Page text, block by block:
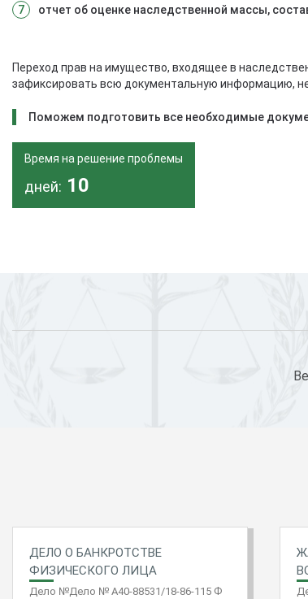
отчет об оценке наследственной массы,
Переход прав на имущество, входящее в
зафиксировать всю документальную информацию,
Поможем подготовить все необходимые
Время на решение проблемы
дней: 10
ДЕЛО О БАНКРОТСТВЕ
ФИЗИЧЕСКОГО ЛИЦА
Дело №Дело № А40-88531/18-86-115 Ф